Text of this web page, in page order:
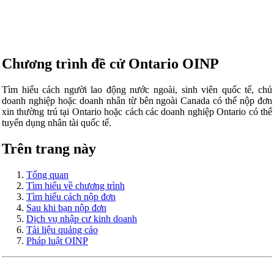
Chương trình đề cử Ontario OINP
Tìm hiểu cách người lao động nước ngoài, sinh viên quốc tế, chủ
doanh nghiệp hoặc doanh nhân từ bên ngoài Canada có thể nộp đơn
xin thường trú tại Ontario hoặc cách các doanh nghiệp Ontario có thể
tuyển dụng nhân tài quốc tế.
Trên trang này
Tổng quan
Tìm hiểu về chương trình
Tìm hiểu cách nộp đơn
Sau khi bạn nộp đơn
Dịch vụ nhập cư kinh doanh
Tài liệu quảng cáo
Pháp luật OINP